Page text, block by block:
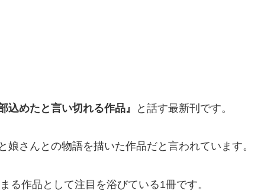
込めたと言い切れる作品』 と話す最新刊です。
さんとの物語を描いた作品だと言われています。
る作品として注目を浴びている1冊です。